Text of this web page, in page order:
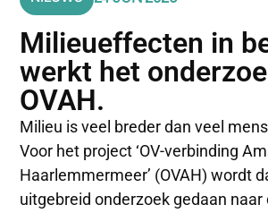
Milieueffecten in
werkt het
OVAH.
Milieu is veel breder dan veel
Voor het project ‘OV-verbinding
Haarlemmermeer’ (OVAH) wordt
uitgebreid onderzoek gedaan